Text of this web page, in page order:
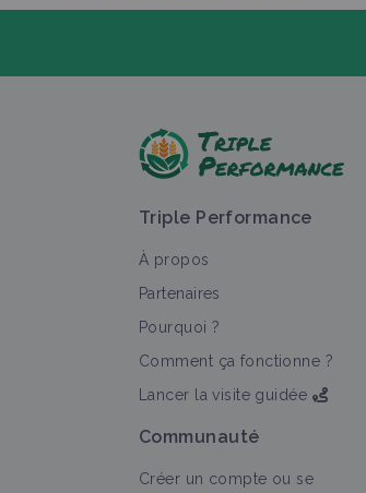
Triple Performance
À propos
Partenaires
Pourquoi ?
Comment ça fonctionne ?
Lancer la visite guidée
Communauté
Créer un compte ou se